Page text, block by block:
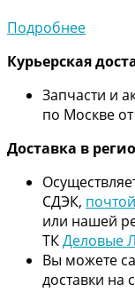
Подробнее
Курьерская
Запчасти и
по Москве
Доставка в
СДЭК,
или нашей
ТКДеловые
Вы можете
доставки на